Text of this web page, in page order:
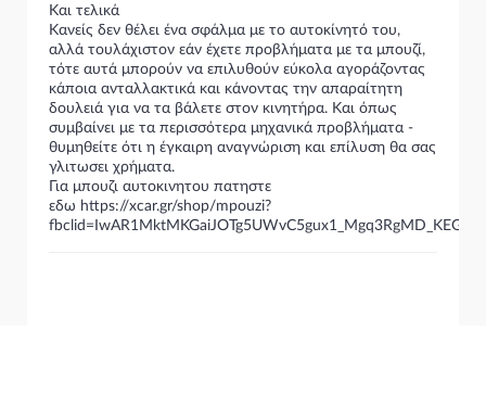
Και τελικά
Κανείς δεν θέλει ένα σφάλμα με το αυτοκίνητό του,
αλλά τουλάχιστον εάν έχετε προβλήματα με τα μπουζί,
τότε αυτά μπορούν να επιλυθούν εύκολα αγοράζοντας
κάποια ανταλλακτικά και κάνοντας την απαραίτητη
δουλειά για να τα βάλετε στον κινητήρα. Και όπως
συμβαίνει με τα περισσότερα μηχανικά προβλήματα -
θυμηθείτε ότι η έγκαιρη αναγνώριση και επίλυση θα σας
γλιτωσει χρήματα.
Για μπουζι αυτοκινητου πατηστε
εδω https://xcar.gr/shop/mpouzi?